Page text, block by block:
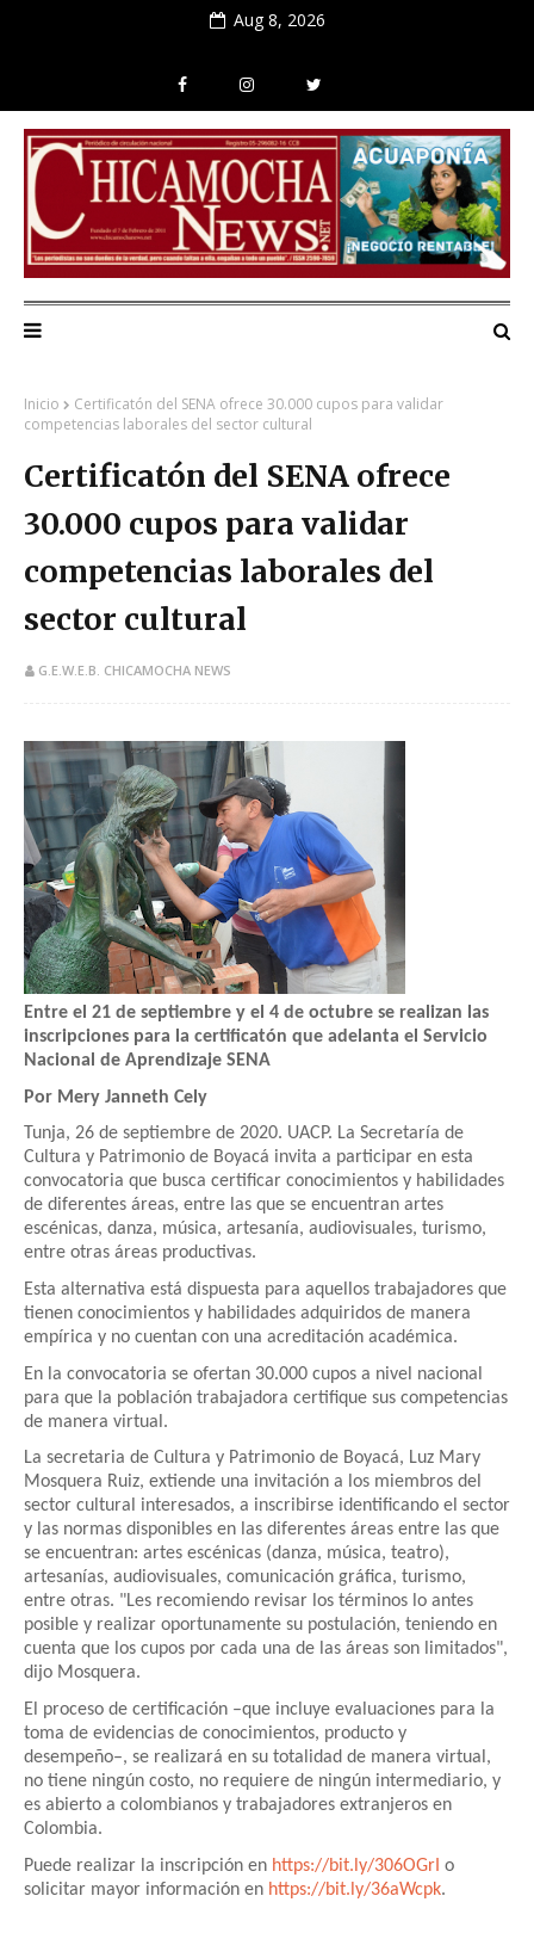
Aug 8, 2026
Inicio
Certificatón del SENA ofrece 30.000 cupos para validar
competencias laborales del sector cultural
Certificatón del SENA ofrece
30.000 cupos para validar
competencias laborales del
sector cultural
G.E.W.E.B. CHICAMOCHA NEWS
Entre el 21 de septiembre y el 4 de octubre se realizan las
inscripciones para la certificatón que adelanta el Servicio
Nacional de Aprendizaje SENA
Por Mery Janneth Cely
Tunja, 26 de septiembre de 2020. UACP. La Secretaría de
Cultura y Patrimonio de Boyacá invita a participar en esta
convocatoria que busca certificar conocimientos y habilidades
de diferentes áreas, entre las que se encuentran artes
escénicas, danza, música, artesanía, audiovisuales, turismo,
entre otras áreas productivas.
Esta alternativa está dispuesta para aquellos trabajadores que
tienen conocimientos y habilidades adquiridos de manera
empírica y no cuentan con una acreditación académica.
En la convocatoria se ofertan 30.000 cupos a nivel nacional
para que la población trabajadora certifique sus competencias
de manera virtual.
La secretaria de Cultura y Patrimonio de Boyacá, Luz Mary
Mosquera Ruiz, extiende una invitación a los miembros del
sector cultural interesados, a inscribirse identificando el sector
y las normas disponibles en las diferentes áreas entre las que
se encuentran: artes escénicas (danza, música, teatro),
artesanías, audiovisuales, comunicación gráfica, turismo,
entre otras. "Les recomiendo revisar los términos lo antes
posible y realizar oportunamente su postulación, teniendo en
cuenta que los cupos por cada una de las áreas son limitados",
dijo Mosquera.
El proceso de certificación –que incluye evaluaciones para la
toma de evidencias de conocimientos, producto y
desempeño­–, se realizará en su totalidad de manera virtual,
no tiene ningún costo, no requiere de ningún intermediario, y
es abierto a colombianos y trabajadores extranjeros en
Colombia.
Puede realizar la inscripción en https://bit.ly/306OGrI o
solicitar mayor información en https://bit.ly/36aWcpk.